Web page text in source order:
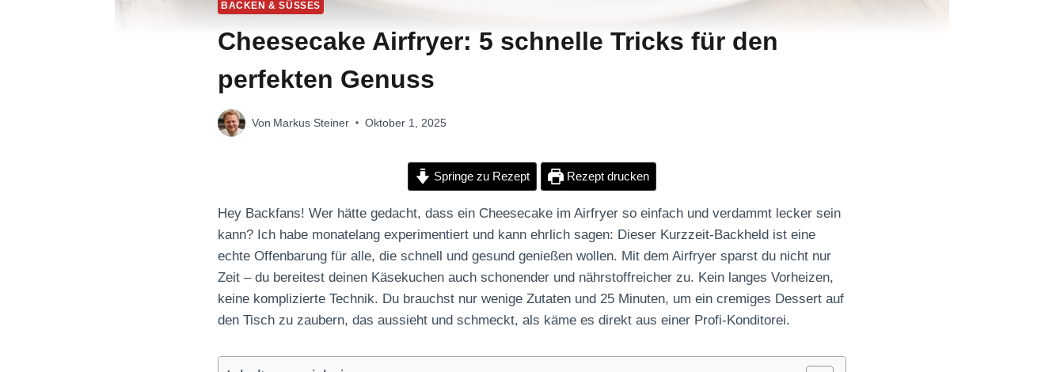
BACKEN & SÜSSES
Cheesecake Airfryer: 5 schnelle Tricks für den
perfekten Genuss
Von Markus Steiner Oktober 1, 2025
Springe zu Rezept Rezept drucken
Hey Backfans! Wer hätte gedacht, dass ein Cheesecake im Airfryer so einfach und verdammt lecker sein
kann? Ich habe monatelang experimentiert und kann ehrlich sagen: Dieser Kurzzeit-Backheld ist eine
echte Offenbarung für alle, die schnell und gesund genießen wollen. Mit dem Airfryer sparst du nicht nur
Zeit – du bereitest deinen Käsekuchen auch schonender und nährstoffreicher zu. Kein langes Vorheizen,
keine komplizierte Technik. Du brauchst nur wenige Zutaten und 25 Minuten, um ein cremiges Dessert auf
den Tisch zu zaubern, das aussieht und schmeckt, als käme es direkt aus einer Profi-Konditorei.